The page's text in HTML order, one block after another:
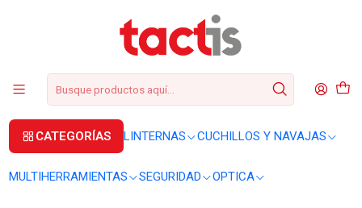
CATEGORÍAS LINTERNAS CUCHILLOS Y NAVAJAS
MULTIHERRAMIENTAS SEGURIDAD OPTICA
+56 2 3224 9572 +569 62369815
LINTERNAS
LINTERNAS DE MANO
Linterna Fenix E06R PRO naranja recargable – 700 lúmenes